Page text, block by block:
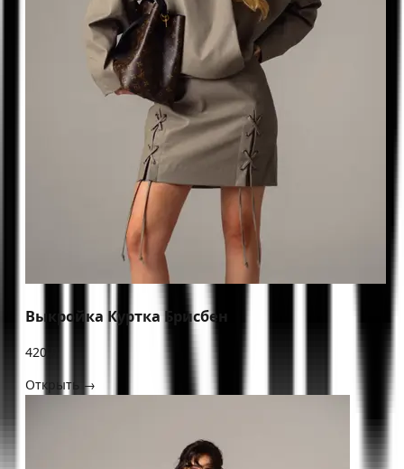
Выкройка Куртка Брисбен
420 ₽
Открыть →